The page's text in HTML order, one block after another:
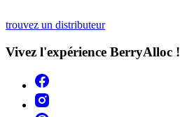
trouvez un distributeur
Vivez l'expérience BerryAlloc !